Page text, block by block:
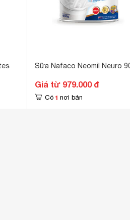
dụng hết sau
Bảo quản
Sữa Nafaco Neomil Neuro
Giá từ 979.000 đ
Có 1 nơi bán